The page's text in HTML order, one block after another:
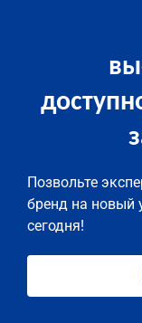
Позвольте
бренд на новый
сегодня!